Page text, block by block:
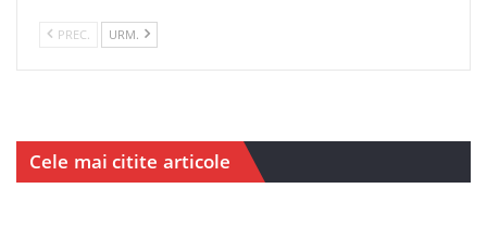
PREC. URM.
Cele mai citite articole